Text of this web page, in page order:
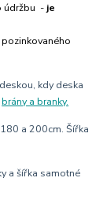
údržbu -je
kdy deska
brány a branky.
a 200cm. Šířka
a šířka samotné